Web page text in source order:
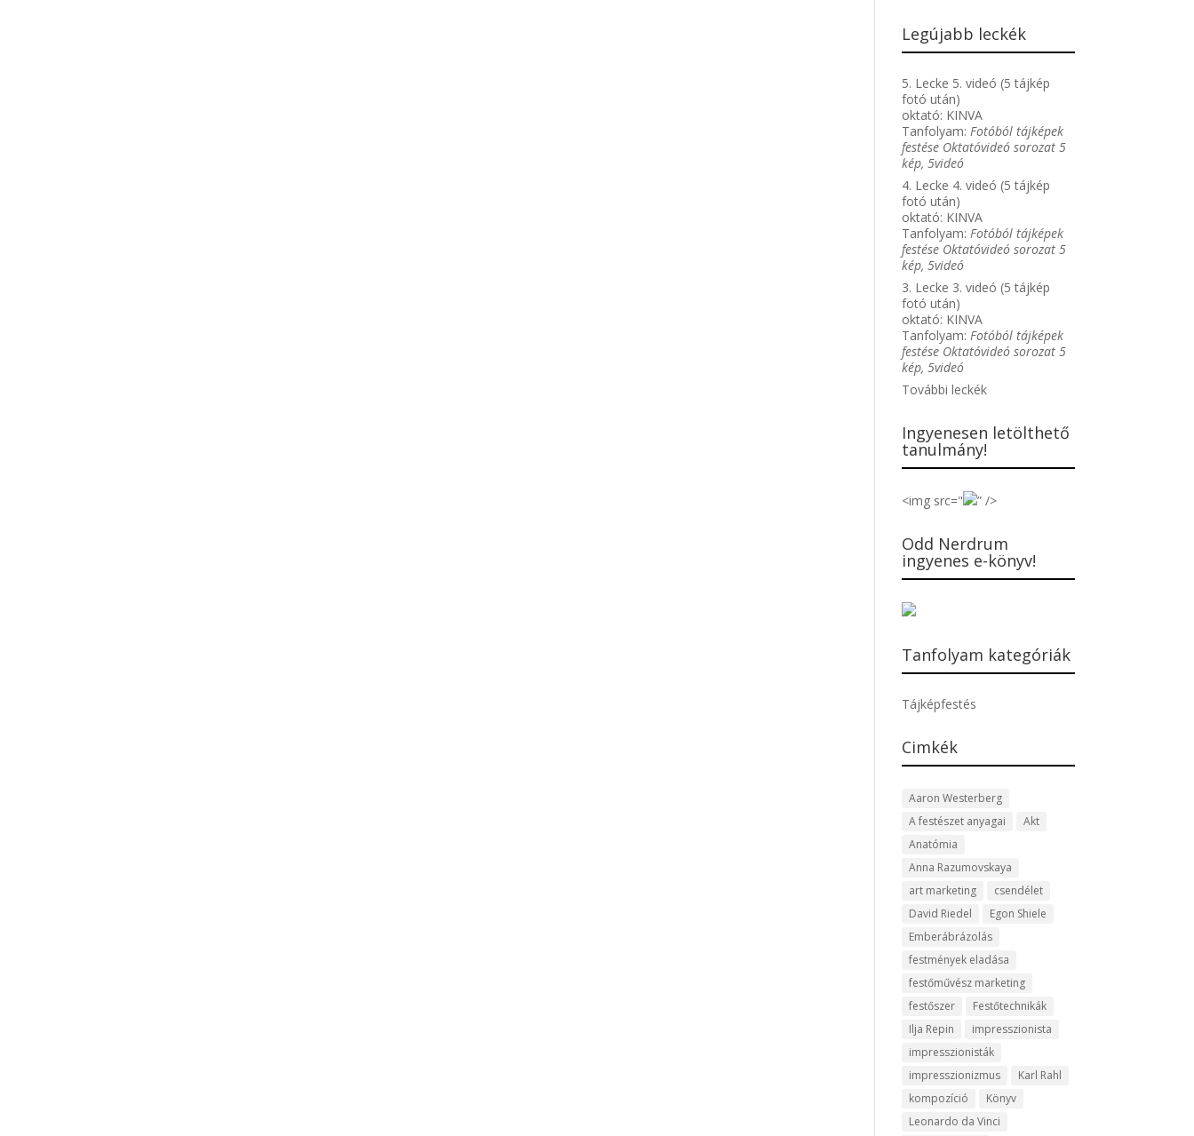
Legújabb leckék
5. Lecke 5. videó (5 tájkép
fotó után)
oktató: KINVA
Tanfolyam:Fotóból tájképek
festése Oktatóvideó sorozat 5
kép, 5videó
4. Lecke 4. videó (5 tájkép
fotó után)
oktató: KINVA
Tanfolyam:Fotóból tájképek
festése Oktatóvideó sorozat 5
kép, 5videó
3. Lecke 3. videó (5 tájkép
fotó után)
oktató: KINVA
Tanfolyam:Fotóból tájképek
festése Oktatóvideó sorozat 5
kép, 5videó
További leckék
Ingyenesen letölthető
tanulmány!
<img src=" ” />
Odd Nerdrum
ingyenes e-könyv!
Tanfolyam kategóriák
Tájképfestés
Cimkék
Aaron Westerberg
A festészet anyagai
Akt
Anatómia
Anna Razumovskaya
art marketing
csendélet
David Riedel
Egon Shiele
Emberábrázolás
festmények eladása
festőművész marketing
festőszer
Festőtechnikák
Ilja Repin
impresszionista
impresszionisták
impresszionizmus
Karl Rahl
kompozíció
Könyv
Leonardo da Vinci